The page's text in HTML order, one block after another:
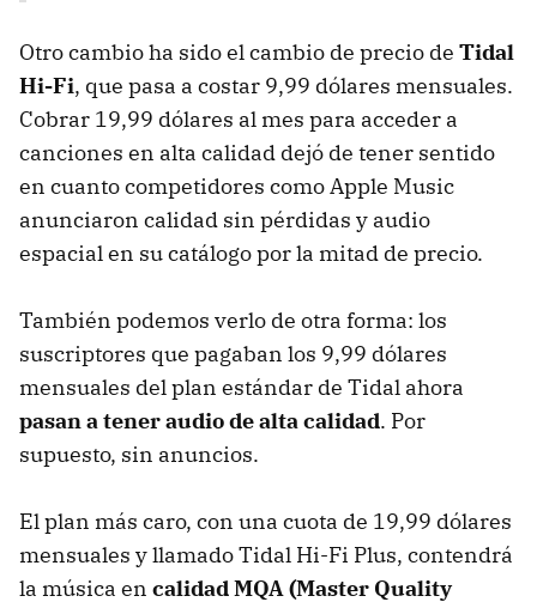
Otro cambio ha sido el cambio de precio de Tidal
Hi-Fi, que pasa a costar 9,99 dólares mensuales.
Cobrar 19,99 dólares al mes para acceder a
canciones en alta calidad dejó de tener sentido
en cuanto competidores como Apple Music
anunciaron calidad sin pérdidas y audio
espacial en su catálogo por la mitad de precio.
También podemos verlo de otra forma: los
suscriptores que pagaban los 9,99 dólares
mensuales del plan estándar de Tidal ahora
pasan a tener audio de alta calidad. Por
supuesto, sin anuncios.
El plan más caro, con una cuota de 19,99 dólares
mensuales y llamado Tidal Hi-Fi Plus, contendrá
la música en calidad MQA (Master Quality